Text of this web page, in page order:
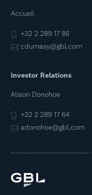
Accueil
+32 2 289 17 86
cdumasy@gbl.com
Investor Relations
Alison Donohoe
+32 2 289 17 64
adonohoe@gbl.com